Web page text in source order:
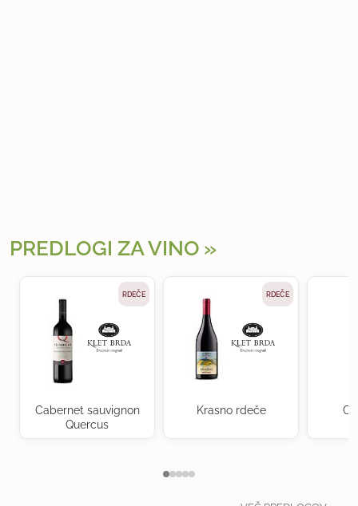
PREDLOGI ZA VINO
RDEČE
Cabernet sauvignon
Quercus
RDEČE
Krasno rdeče